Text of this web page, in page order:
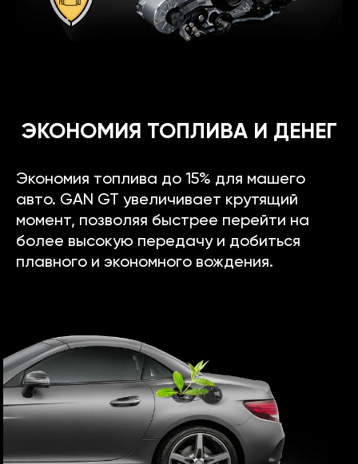
ЭКОНОМИЯ ТОПЛИВА И ДЕНЕГ
Экономия топлива до 15% для машего
авто. GAN GT увеличивает крутящий
момент, позволяя быстрее перейти на
более высокую передачу и добиться
плавного и экономного вождения.